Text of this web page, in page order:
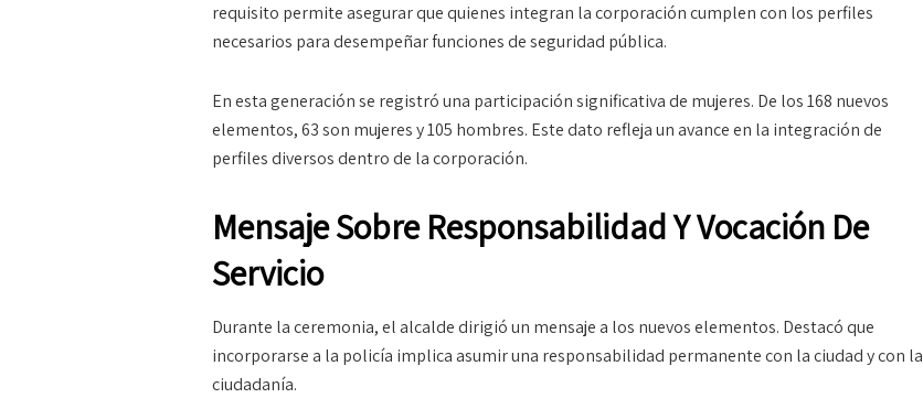
requisito permite asegurar que quienes integran la corporación cumplen con los perfiles
necesarios para desempeñar funciones de seguridad pública.
En esta generación se registró una participación significativa de mujeres. De los 168 nuevos
elementos, 63 son mujeres y 105 hombres. Este dato refleja un avance en la integración de
perfiles diversos dentro de la corporación.
Mensaje Sobre Responsabilidad Y Vocación De
Servicio
Durante la ceremonia, el alcalde dirigió un mensaje a los nuevos elementos. Destacó que
incorporarse a la policía implica asumir una responsabilidad permanente con la ciudad y con la
ciudadanía.